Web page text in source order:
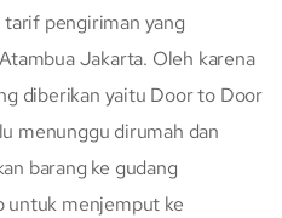
pengiriman yang
Jakarta. Oleh karena
diberikan yaitu Door to Door
menunggu dirumah dan
barang ke gudang
untuk menjemput ke